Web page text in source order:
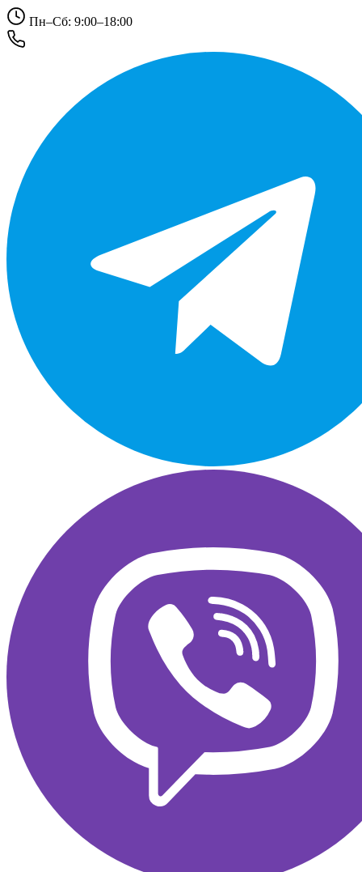
Пн–Сб: 9:00–18:00